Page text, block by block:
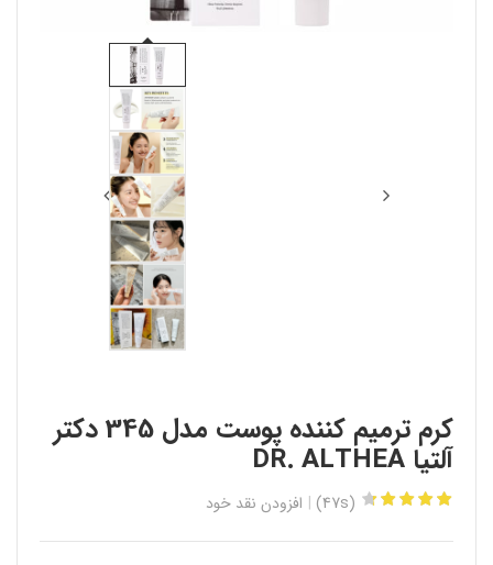
کرم ترمیم کننده پوست مدل 345 دکتر
آلتیا DR. ALTHEA
(47s) افزودن نقد خود